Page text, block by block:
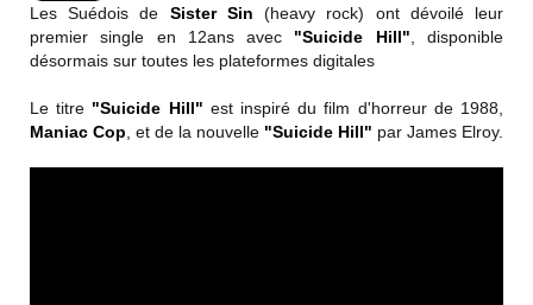
Les Suédois de Sister Sin (heavy rock) ont dévoilé leur
premier single en 12ans avec "Suicide Hill" , disponible
désormais sur toutes les plateformes digitales
Le titre "Suicide Hill" est inspiré du film d'horreur de 1988,
Maniac Cop , et de la nouvelle "Suicide Hill" par James Elroy.